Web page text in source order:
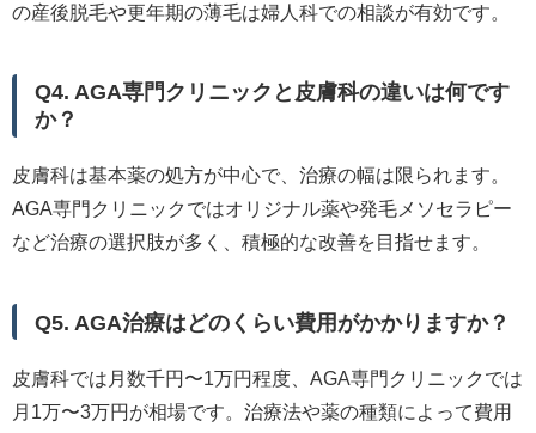
の産後脱毛や更年期の薄毛は婦人科での相談が有効です。
Q4. AGA専門クリニックと皮膚科の違いは何です
か？
皮膚科は基本薬の処方が中心で、治療の幅は限られます。
AGA専門クリニックではオリジナル薬や発毛メソセラピー
など治療の選択肢が多く、積極的な改善を目指せます。
Q5. AGA治療はどのくらい費用がかかりますか？
皮膚科では月数千円〜1万円程度、AGA専門クリニックでは
月1万〜3万円が相場です。治療法や薬の種類によって費用